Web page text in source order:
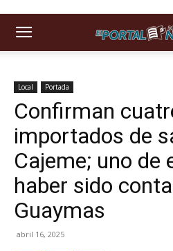
Local Portada
Confirman
importados de
Cajeme; uno de
haber sido
Guaymas
abril 16, 2025